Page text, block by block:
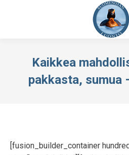
Kaikkea
pakkasta, sumua
[fusion_builder_container